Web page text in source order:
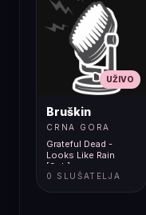
UŽIVO
Bruškin
CRNA GORA
Grateful Dead -
Looks Like Rain
[9cb]
0 SLUŠATELJA